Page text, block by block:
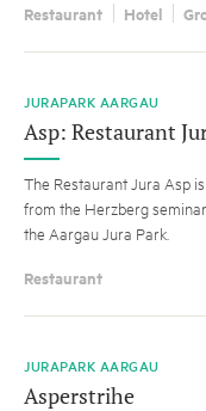
Restaurant Hotel
JURAPARK AARGAU
Asp: Restaurant
The Restaurant Jura Asp
from the Herzberg
the Aargau Jura Park.
Restaurant
JURAPARK AARGAU
Asperstrihe